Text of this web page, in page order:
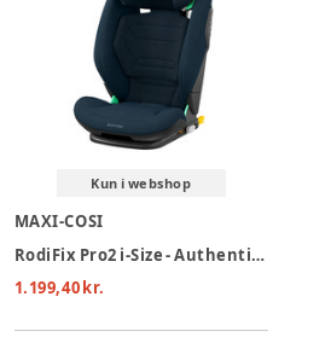
Kun i webshop
MAXI-COSI
RodiFix Pro2 i-Size - Authentic Blue
1.199,40 kr.